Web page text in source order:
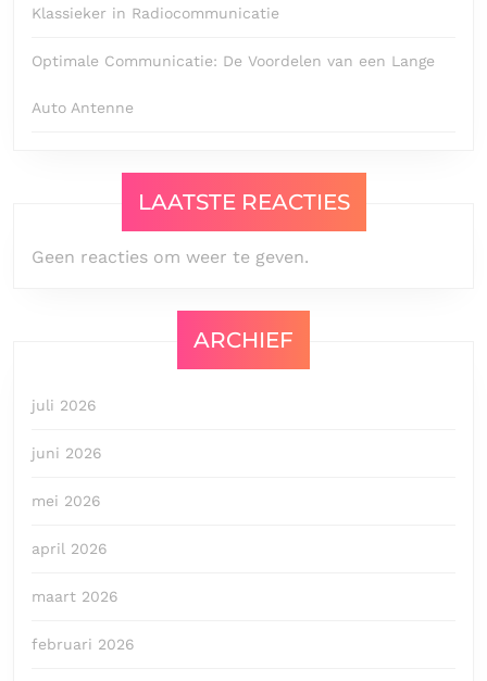
Klassieker in Radiocommunicatie
Optimale Communicatie: De Voordelen van een Lange
Auto Antenne
LAATSTE REACTIES
Geen reacties om weer te geven.
ARCHIEF
juli 2026
juni 2026
mei 2026
april 2026
maart 2026
februari 2026